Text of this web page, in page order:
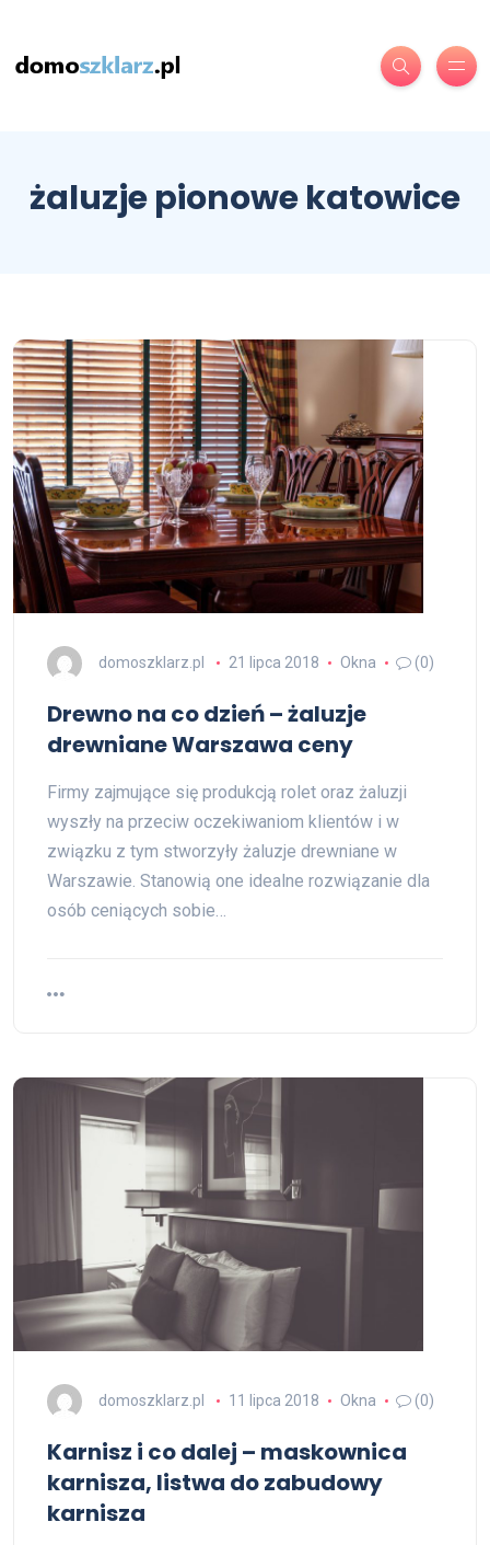
żaluzje pionowe katowice
domoszklarz.pl 21 lipca 2018 Okna (0)
Drewno na co dzień – żaluzje
drewniane Warszawa ceny
Firmy zajmujące się produkcją rolet oraz żaluzji
wyszły na przeciw oczekiwaniom klientów i w
związku z tym stworzyły żaluzje drewniane w
Warszawie. Stanowią one idealne rozwiązanie dla
osób ceniących sobie…
domoszklarz.pl 11 lipca 2018 Okna (0)
Karnisz i co dalej – maskownica
karnisza, listwa do zabudowy
karnisza